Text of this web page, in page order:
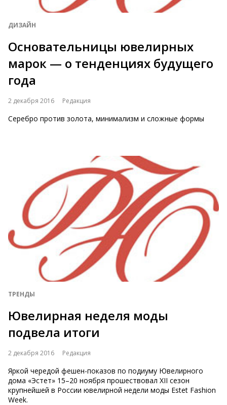
ДИЗАЙН
Основательницы ювелирных
марок — о тенденциях будущего
года
2 декабря 2016 Редакция
Серебро против золота, минимализм и сложные формы
ТРЕНДЫ
Ювелирная неделя моды
подвела итоги
2 декабря 2016 Редакция
Яркой чередой фешен-показов по подиуму Ювелирного
дома «Эстет» 15–20 ноября прошествовал XII сезон
крупнейшей в России ювелирной недели моды Estet Fashion
Week.